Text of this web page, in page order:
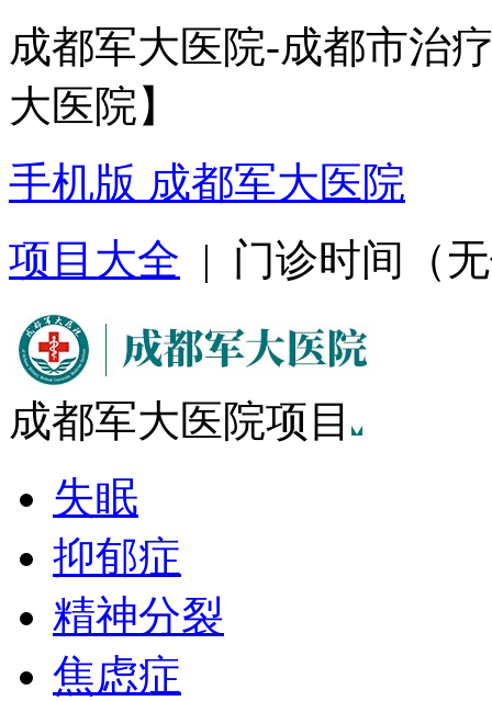
成都军大医院-成都市治
大医院】
手机版 成都军大医院
项目大全 | 门诊时间（
成都军大医院项目
失眠
抑郁症
精神分裂
焦虑症